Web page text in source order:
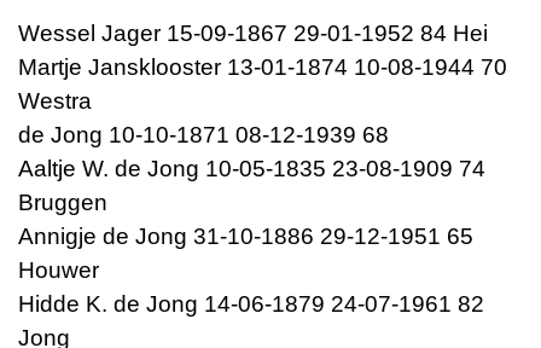
Wessel Jager 15-09-1867 29-01-1952 84 Hei
Martje Jansklooster 13-01-1874 10-08-1944 70
Westra
de Jong 10-10-1871 08-12-1939 68
Aaltje W. de Jong 10-05-1835 23-08-1909 74
Bruggen
Annigje de Jong 31-10-1886 29-12-1951 65
Houwer
Hidde K. de Jong 14-06-1879 24-07-1961 82
Jong